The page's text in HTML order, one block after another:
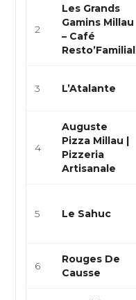
2
Les Grands
Gamins Millau
– Café
Resto’Familial
3 L’Atalante
4
Auguste
Pizza Millau |
Pizzeria
Artisanale
5 Le Sahuc
6
Rouges De
Causse